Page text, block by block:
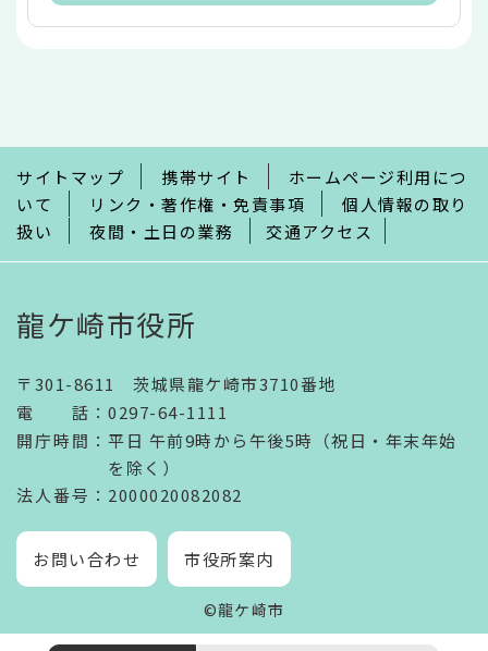
で
サイトマップ 携帯サイト
ホームページ利用につ
いて
リンク・著作権・免責事項
個人情報の取り
扱い
夜間・土日の業務 交通アクセス
龍ケ崎市役所
〒301-8611 茨城県龍ケ崎市3710番地
電話 ： 0297-64-1111
開庁時間 ： 平日 午前9時から午後5時（祝日・年末年始
を除く）
法人番号 ：2000020082082
お問い合わせ 市役所案内
©龍ケ崎市